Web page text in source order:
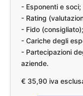
- Esponenti e soci;
- Rating
- Fido (consigliato);
- Cariche degli
- Partecipazioni
aziende.
€ 35,90 iva